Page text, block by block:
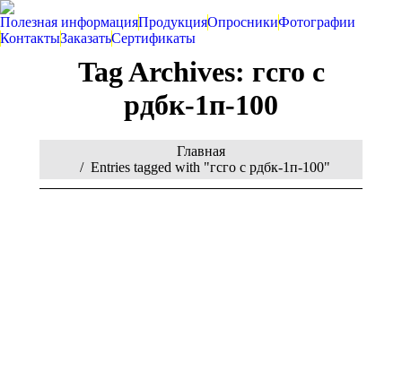
Полезная информацияПродукцияОпросникиФотографии
КонтактыЗаказатьСертификаты
Tag Archives: гсго с
рдбк-1п-100
You are here:
Главная
Entries tagged with "гсго с рдбк-1п-100"